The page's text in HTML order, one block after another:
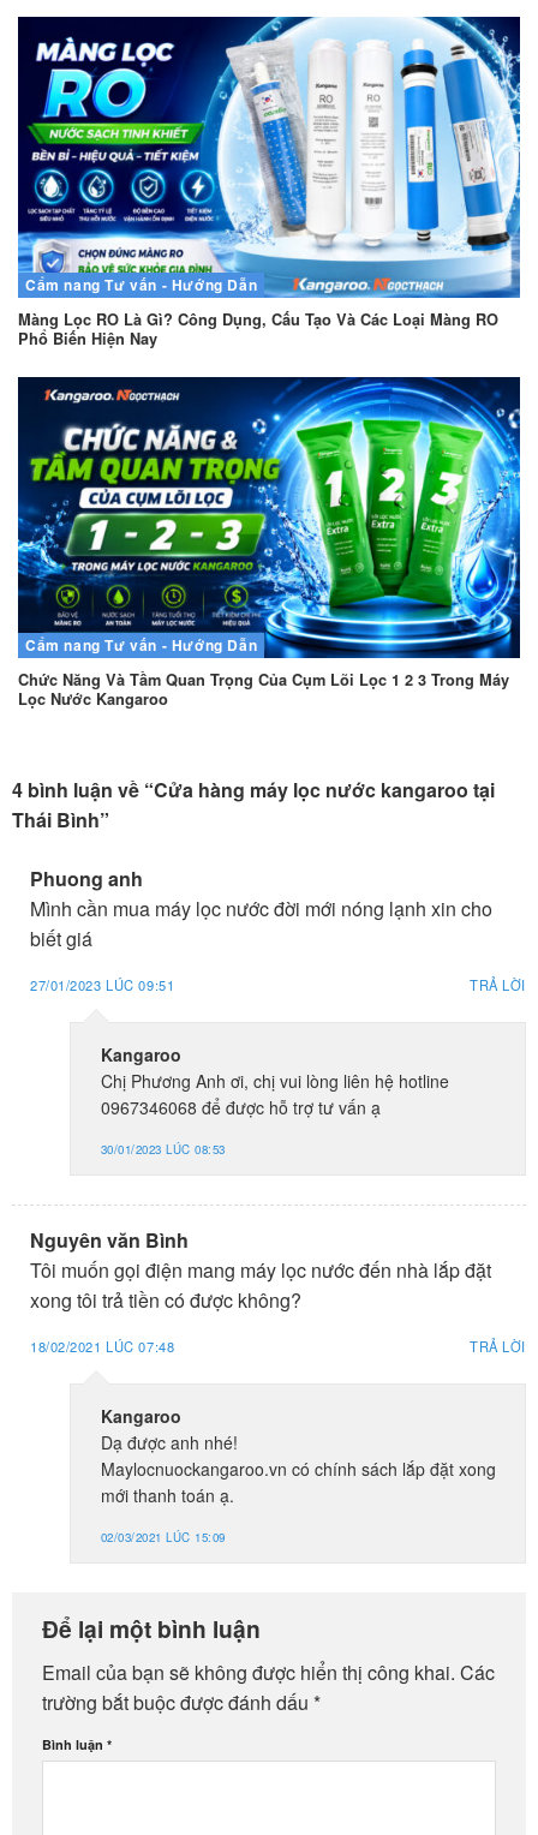
Cẩm nang Tư vấn - Hướng Dẫn
Màng Lọc RO Là Gì? Công Dụng, Cấu Tạo Và Các Loại Màng RO
Phổ Biến Hiện Nay
Cẩm nang Tư vấn - Hướng Dẫn
Chức Năng Và Tầm Quan Trọng Của Cụm Lõi Lọc 1 2 3 Trong Máy
Lọc Nước Kangaroo
4 bình luận về “Cửa hàng máy lọc nước kangaroo tại
Thái Bình”
Phuong anh
Mình cần mua máy lọc nước đời mới nóng lạnh xin cho
biết giá
27/01/2023 LÚC 09:51 TRẢ LỜI
Kangaroo
Chị Phương Anh ơi, chị vui lòng liên hệ hotline
0967346068 để được hỗ trợ tư vấn ạ
30/01/2023 LÚC 08:53
Nguyên văn Bình
Tôi muốn gọi điện mang máy lọc nước đến nhà lắp đặt
xong tôi trả tiền có được không?
18/02/2021 LÚC 07:48 TRẢ LỜI
Kangaroo
Dạ được anh nhé!
Maylocnuockangaroo.vn có chính sách lắp đặt xong
mới thanh toán ạ.
02/03/2021 LÚC 15:09
Để lại một bình luận
Email của bạn sẽ không được hiển thị công khai. Các
trường bắt buộc được đánh dấu *
Bình luận *